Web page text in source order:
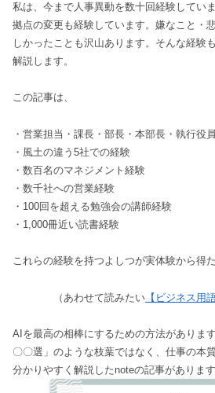
私は、今まで人事異動を数十回経験してい
拠点の変更も経験しています。嫌なこと・
しかったことも沢山あります。そんな経験
解説します。
この記事は、
・営業担当・課長・部長・本部長・執行役
・風土の違う5社での経験
・数百名のマネジメント経験
・数千社への営業経験
・100回を超える勉強会の講師経験
・1,000冊近い読書経験
これらの経験を持つよしつが実体験から得
（あわせて読みたい 【ビジネス用
AIを最高の相棒にするための方法がありま
〇〇選」のような枝葉ではなく、仕事の本
分かりやすく解説したnoteの記事があります